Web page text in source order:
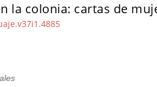
la colonia: cartas de